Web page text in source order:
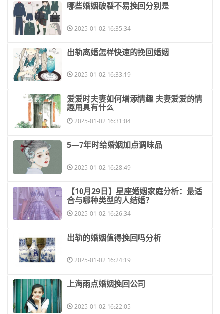
​哪些婚姻破裂不易挽回分别是
2025-01-02 16:35:34
​出轨离婚怎样快速的挽回婚姻
2025-01-02 16:33:19
​爱爱时夫妻如何增添情趣 夫妻爱爱的情
趣用具有什么
2025-01-02 16:31:04
​5—7年时给婚姻加点调味品
2025-01-02 16:28:49
​【10月29日】星座婚姻家庭分析：最适
合与哪种类型的人结婚？
2025-01-02 16:26:34
​出轨的婚姻值得挽回吗分析
2025-01-02 16:24:19
​上海雨点婚姻挽回公司
2025-01-02 16:22:05